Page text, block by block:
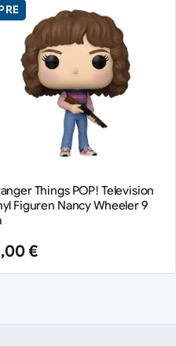
Things POP! Television
Figuren Nancy Wheeler 9
€